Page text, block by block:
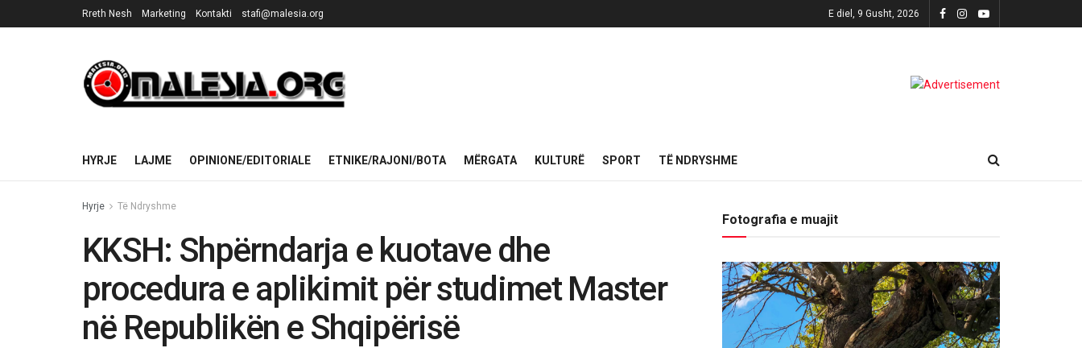
Rreth Nesh Marketing Kontakti stafi@malesia.org E diel, 9 Gusht, 2026
HYRJE LAJME OPINIONE/EDITORIALE ETNIKE/RAJONI/BOTA MËRGATA KULTURË SPORT TË NDRYSHME
Hyrje Të Ndryshme
KKSH: Shpërndarja e kuotave dhe
procedura e aplikimit për studimet Master
në Republikën e Shqipërisë
Fotografia e muajit